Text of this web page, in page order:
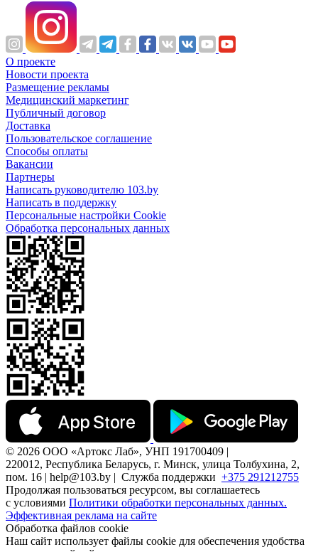
О проекте
Новости проекта
Размещение рекламы
Медицинский маркетинг
Публичный договор
Доставка
Пользовательское соглашение
Способы оплаты
Вакансии
Партнеры
Написать руководителю 103.by
Написать в поддержку
Персональные настройки Cookie
Обработка персональных данных
© 2026 ООО «Артокс Лаб», УНП 191700409 |
220012, Республика Беларусь, г. Минск, улица Толбухина, 2,
пом. 16 | help@103.by | Служба поддержки +375 291212755
Продолжая пользоваться ресурсом, вы соглашаетесь
с условиями Политики обработки персональных данных.
Эффективная реклама на сайте
Обработка файлов cookie
Наш сайт использует файлы cookie для обеспечения удобства